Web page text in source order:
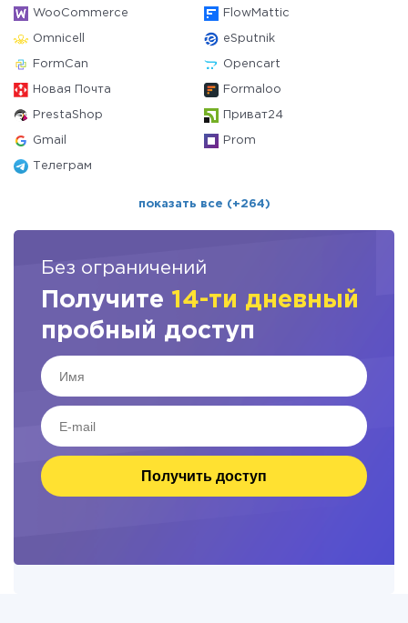
WooCommerce FlowMattic
Omnicell eSputnik
FormCan Opencart
Новая Почта Formaloo
PrestaShop Приват24
Gmail Prom
Телеграм
показать все (+264)
Без ограничений
Получите 14-ти дневный
пробный доступ
Получить доступ